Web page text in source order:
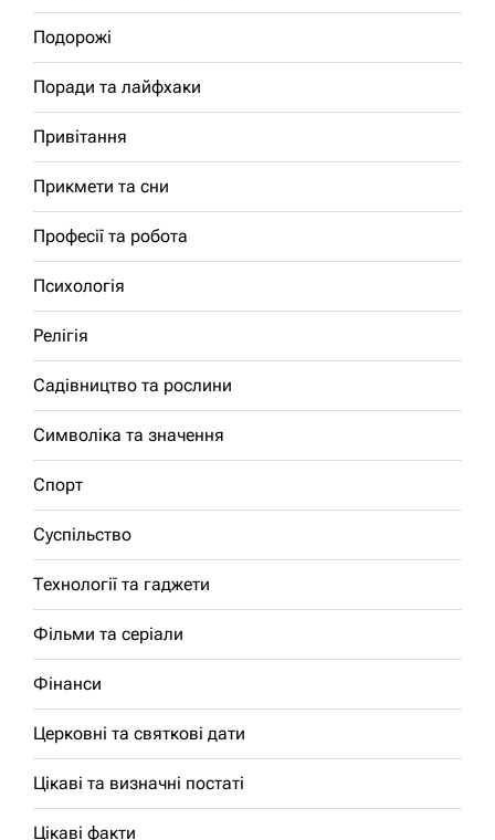
Подорожі
Поради та лайфхаки
Привітання
Прикмети та сни
Професії та робота
Психологія
Релігія
Садівництво та рослини
Символіка та значення
Спорт
Суспільство
Технології та гаджети
Фільми та серіали
Фінанси
Церковні та святкові дати
Цікаві та визначні постаті
Цікаві факти